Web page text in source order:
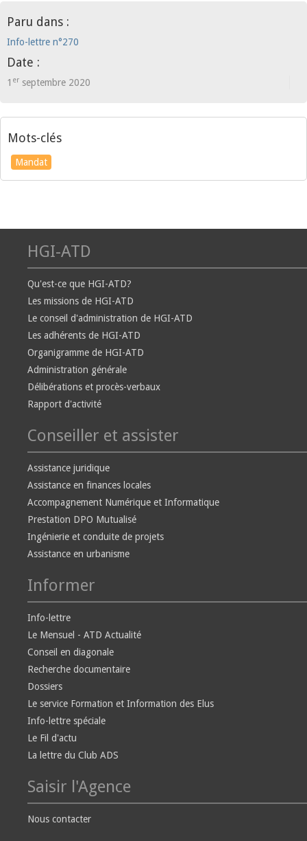
Paru dans :
Info-lettre n°270
Date :
1 er septembre 2020
Mots-clés
Mandat
HGI-ATD
Qu'est-ce que HGI-ATD?
Les missions de HGI-ATD
Le conseil d'administration de HGI-ATD
Les adhérents de HGI-ATD
Organigramme de HGI-ATD
Administration générale
Délibérations et procès-verbaux
Rapport d'activité
Conseiller et assister
Assistance juridique
Assistance en finances locales
Accompagnement Numérique et Informatique
Prestation DPO Mutualisé
Ingénierie et conduite de projets
Assistance en urbanisme
Informer
Info-lettre
Le Mensuel - ATD Actualité
Conseil en diagonale
Recherche documentaire
Dossiers
Le service Formation et Information des Elus
Info-lettre spéciale
Le Fil d'actu
La lettre du Club ADS
Saisir l'Agence
Nous contacter